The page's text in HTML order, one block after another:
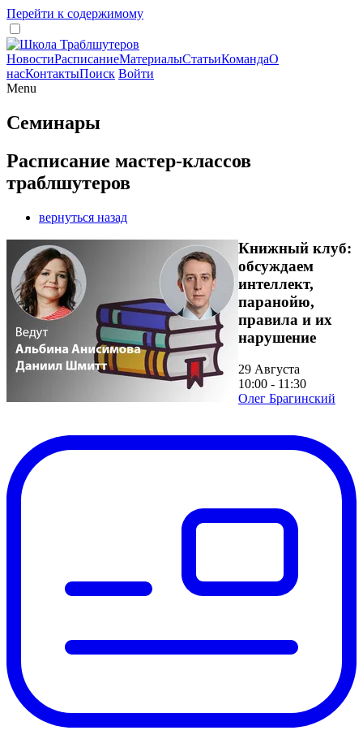
Перейти к содержимому
НовостиРасписаниеМатериалыСтатьиКомандаО
насКонтактыПоиск Войти
Menu
Семинары
Расписание мастер-классов
траблшутеров
вернуться назад
Книжный клуб:
обсуждаем
интеллект,
паранойю,
правила и их
нарушение
29 Августа
10:00 - 11:30
Олег Брагинский